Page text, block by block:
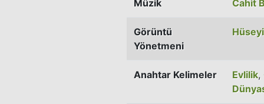
Müzik Cahit
Görüntü
Yönetmeni
Anahtar Kelimeler Evlilik,